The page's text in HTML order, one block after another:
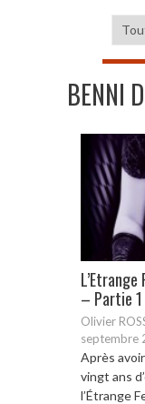
BENNI
– Partie 1
Olivier
septembre
Après
vingt ans
l’Étrange